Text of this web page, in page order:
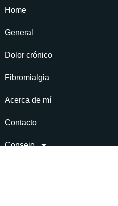
Home
General
Dolor crónico
Fibromialgia
Acerca de mí
Contacto
Consejo